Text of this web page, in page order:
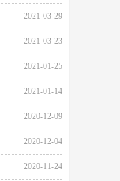
2021-03-29
2021-03-23
2021-01-25
2021-01-14
2020-12-09
2020-12-04
2020-11-24